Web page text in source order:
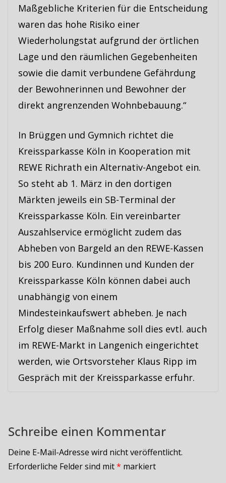
Maßgebliche Kriterien für die Entscheidung
waren das hohe Risiko einer
Wiederholungstat aufgrund der örtlichen
Lage und den räumlichen Gegebenheiten
sowie die damit verbundene Gefährdung
der Bewohnerinnen und Bewohner der
direkt angrenzenden Wohnbebauung.“
In Brüggen und Gymnich richtet die
Kreissparkasse Köln in Kooperation mit
REWE Richrath ein Alternativ-Angebot ein.
So steht ab 1. März in den dortigen
Märkten jeweils ein SB-Terminal der
Kreissparkasse Köln. Ein vereinbarter
Auszahlservice ermöglicht zudem das
Abheben von Bargeld an den REWE-Kassen
bis 200 Euro. Kundinnen und Kunden der
Kreissparkasse Köln können dabei auch
unabhängig von einem
Mindesteinkaufswert abheben. Je nach
Erfolg dieser Maßnahme soll dies evtl. auch
im REWE-Markt in Langenich eingerichtet
werden, wie Ortsvorsteher Klaus Ripp im
Gespräch mit der Kreissparkasse erfuhr.
Schreibe einen Kommentar
Deine E-Mail-Adresse wird nicht veröffentlicht.
Erforderliche Felder sind mit* markiert